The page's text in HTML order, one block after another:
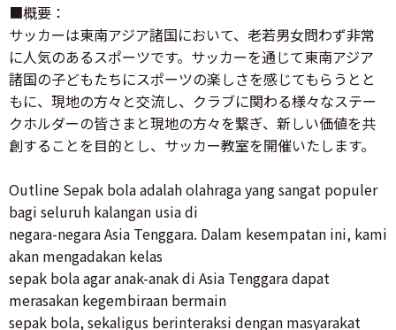
■概要：
サッカーは東南アジア諸国において、老若男女問わず非常
に人気のあるスポーツです。サッカーを通じて東南アジア
諸国の子どもたちにスポーツの楽しさを感じてもらうとと
もに、現地の方々と交流し、クラブに関わる様々なステー
クホルダーの皆さまと現地の方々を繋ぎ、新しい価値を共
創することを目的とし、サッカー教室を開催いたします。
Outline Sepak bola adalah olahraga yang sangat populer
bagi seluruh kalangan usia di
negara-negara Asia Tenggara. Dalam kesempatan ini, kami
akan mengadakan kelas
sepak bola agar anak-anak di Asia Tenggara dapat
merasakan kegembiraan bermain
sepak bola, sekaligus berinteraksi dengan masyarakat